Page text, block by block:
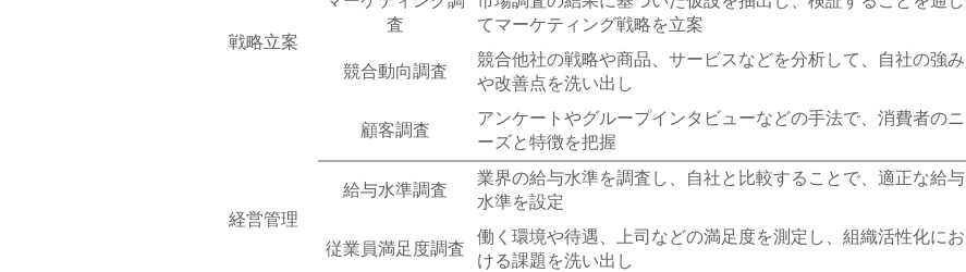
戦略立案
査
てマーケティング戦略を立案
競合動向調査
競合他社の戦略や商品、サービスなどを分析して、自社の強み
や改善点を洗い出し
顧客調査
アンケートやグループインタビューなどの手法で、消費者のニ
ーズと特徴を把握
経営管理
給与水準調査
業界の給与水準を調査し、自社と比較することで、適正な給与
水準を設定
従業員満足度調査
働く環境や待遇、上司などの満足度を測定し、組織活性化にお
ける課題を洗い出し